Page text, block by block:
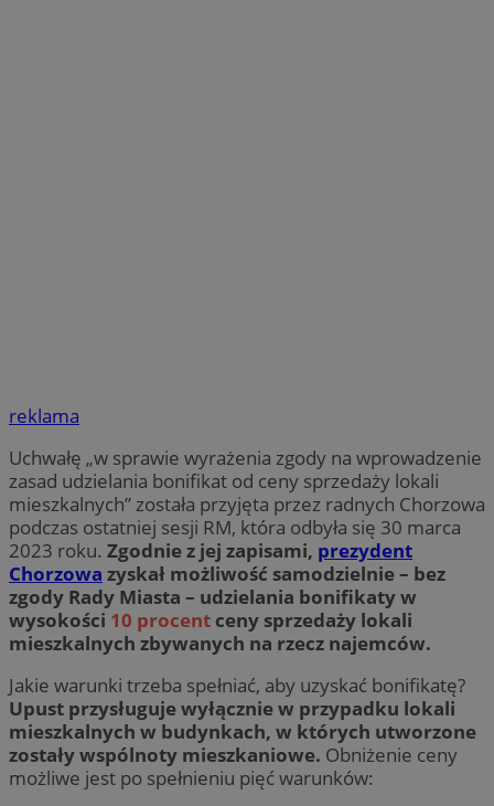
reklama
Uchwałę „w sprawie wyrażenia zgody na wprowadzenie
zasad udzielania bonifikat od ceny sprzedaży lokali
mieszkalnych” została przyjęta przez radnych Chorzowa
podczas ostatniej sesji RM, która odbyła się 30 marca
2023 roku. Zgodnie z jej zapisami, prezydent
Chorzowa zyskał możliwość samodzielnie – bez
zgody Rady Miasta – udzielania bonifikaty w
wysokości 10 procent ceny sprzedaży lokali
mieszkalnych zbywanych na rzecz najemców.
Jakie warunki trzeba spełniać, aby uzyskać bonifikatę?
Upust przysługuje wyłącznie w przypadku lokali
mieszkalnych w budynkach, w których utworzone
zostały wspólnoty mieszkaniowe. Obniżenie ceny
możliwe jest po spełnieniu pięć warunków: